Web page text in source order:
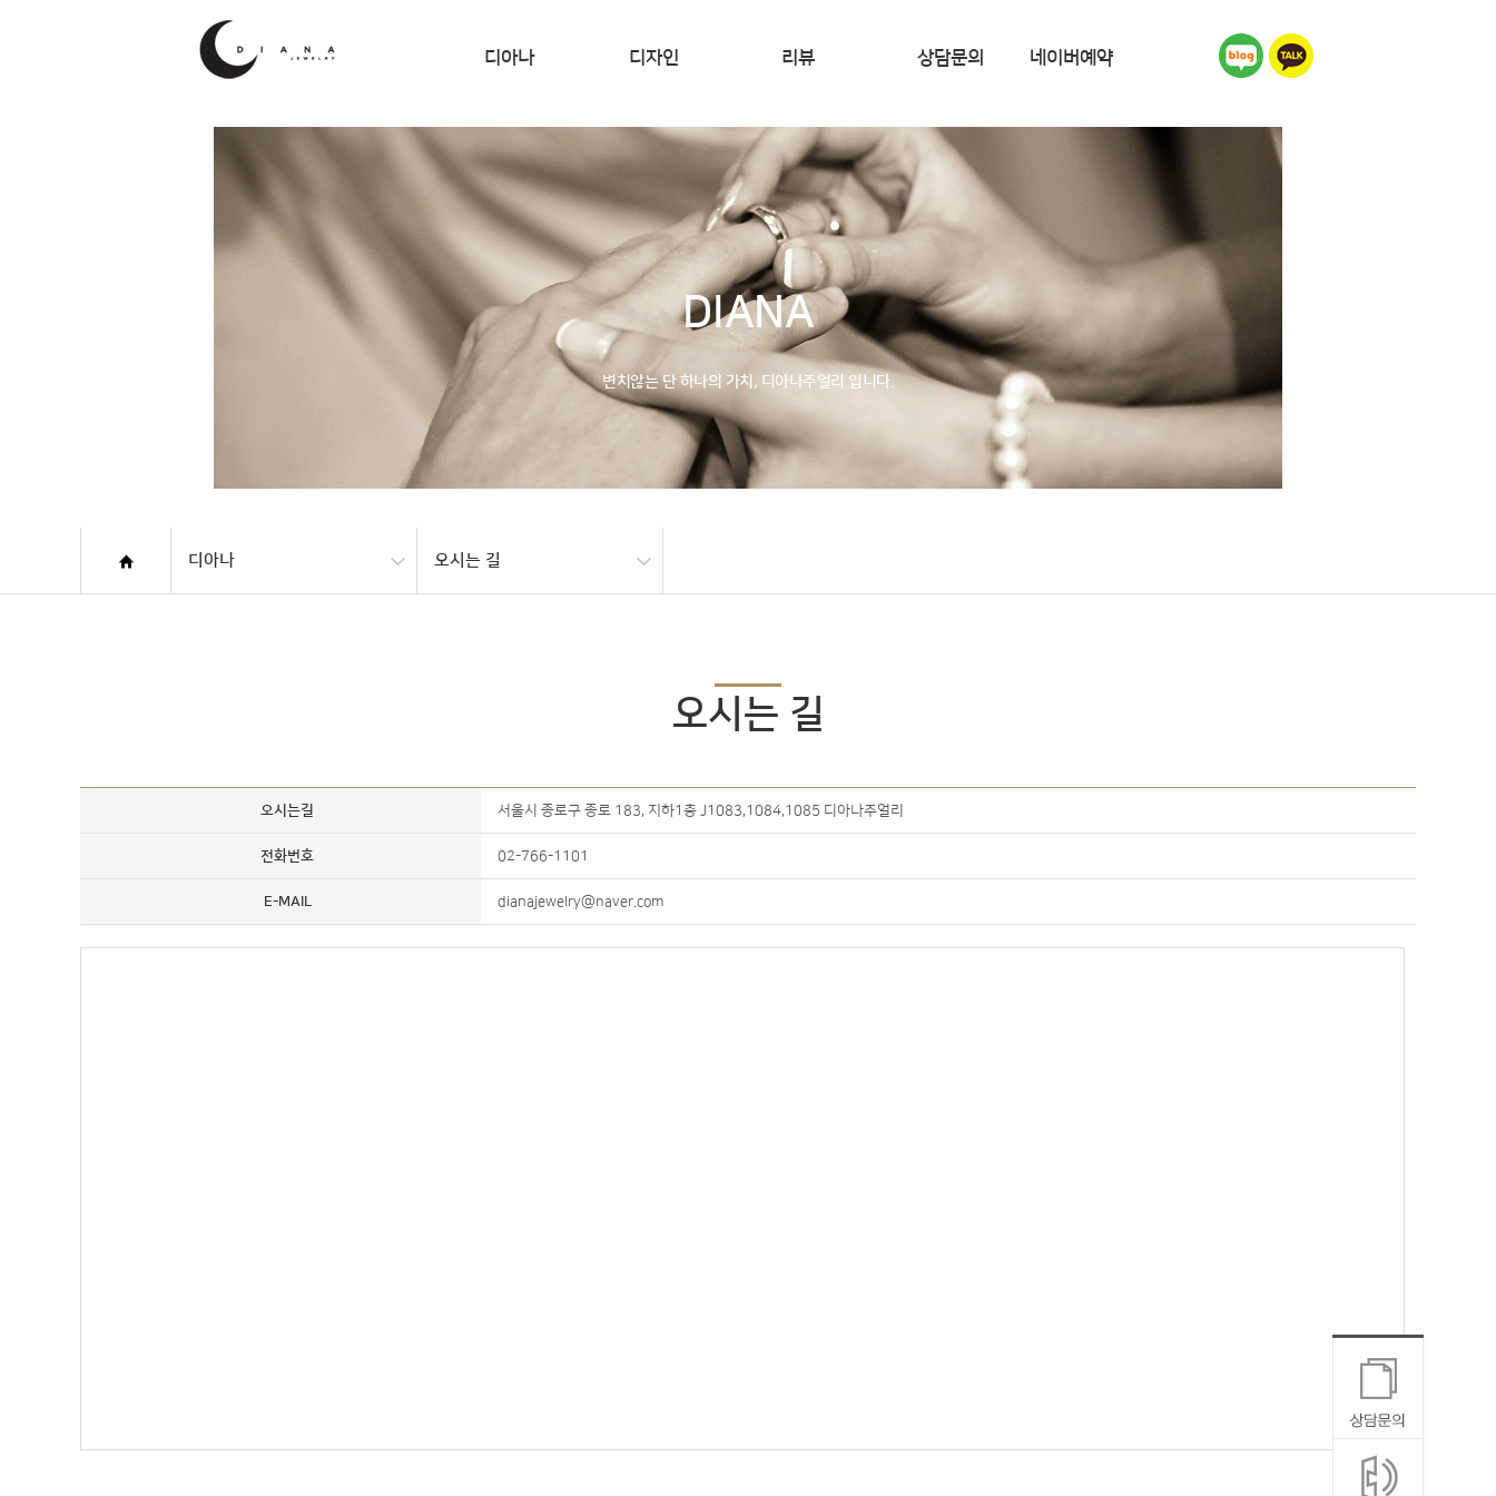
디아나
DIAMOND 4C
오시는 길
디자인
선셋
빅토리아
샌디
리뷰 상담문의 네이버예약
DIANA
변치않는 단 하나의 가치, 디아나주얼리 입니다.
디아나 오시는 길
오시는 길
오시는길 서울시 종로구 종로 183, 지하1층 J1083,1084,1085 디아나주얼리
전화번호 02-766-1101
E-MAIL dianajewelry@naver.com